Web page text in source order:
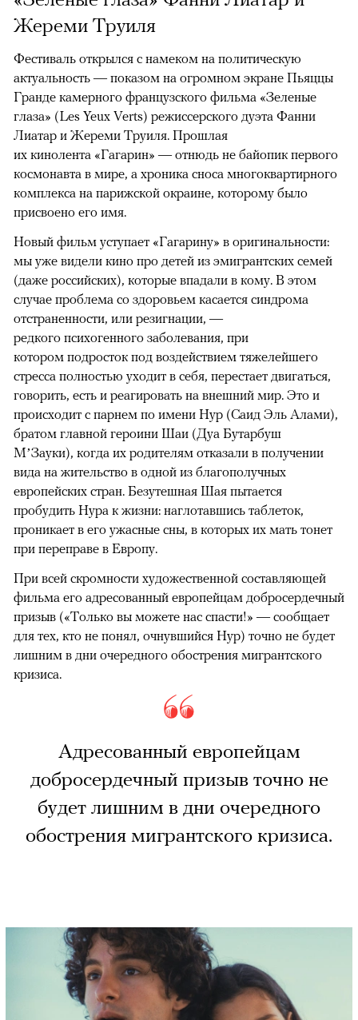
Жереми Труиля
Фестиваль открылся с намеком на политическую
актуальность — показом на огромном экране Пьяццы
Гранде камерного французского фильма «Зеленые
глаза» (Les Yeux Verts) режиссерского дуэта Фанни
Лиатар и Жереми Труиля. Прошлая
их кинолента «Гагарин» — отнюдь не байопик первого
космонавта в мире, а хроника сноса многоквартирного
комплекса на парижской окраине, которому было
присвоено его имя.
Новый фильм уступает «Гагарину» в оригинальности:
мы уже видели кино про детей из эмигрантских семей
(даже российских), которые впадали в кому. В этом
случае проблема со здоровьем касается синдрома
отстраненности, или резигнации, —
редкого психогенного заболевания, при
котором подросток под воздействием тяжелейшего
стресса полностью уходит в себя, перестает двигаться,
говорить, есть и реагировать на внешний мир. Это и
происходит с парнем по имени Нур (Саид Эль Алами),
братом главной героини Шаи (Дуа Бутарбуш
М’Зауки), когда их родителям отказали в получении
вида на жительство в одной из благополучных
европейских стран. Безутешная Шая пытается
пробудить Нура к жизни: наглотавшись таблеток,
проникает в его ужасные сны, в которых их мать тонет
при переправе в Европу.
При всей скромности художественной составляющей
фильма его адресованный европейцам добросердечный
призыв («Только вы можете нас спасти!» — сообщает
для тех, кто не понял, очнувшийся Нур) точно не будет
лишним в дни очередного обострения мигрантского
кризиса.
Адресованный европейцам
добросердечный призыв точно не
будет лишним в дни очередного
обострения мигрантского кризиса.